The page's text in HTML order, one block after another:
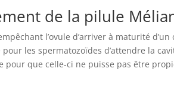
de la pilule
l’ovule d’arriver à maturité d’un
les spermatozoïdes d’attendre la
que celle-ci ne puisse pas être